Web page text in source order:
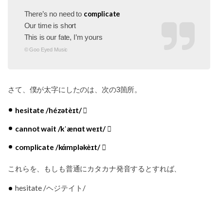
There’s no need to complicate
Our time is short
This is our fate, I’m yours
© Goo Eyed Music
さて、僕が太字にしたのは、次の3箇所。
hesitate /hézətèɪt/
cannot wait /kˈænɑt weɪt/
complicate /kάmpləkèɪt/
これらを、もしも普通にカタカナ発音するとすれば、
hesitate /ヘジテイト/